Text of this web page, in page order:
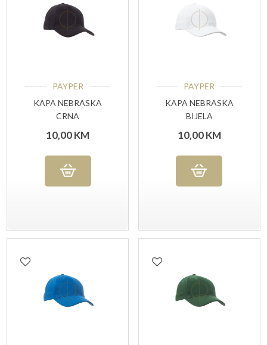
PAYPER
KAPA NEBRASKA
CRNA
10,00KM
PAYPER
KAPA NEBRASKA
BIJELA
10,00KM